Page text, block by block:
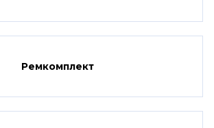
Ремкомплект